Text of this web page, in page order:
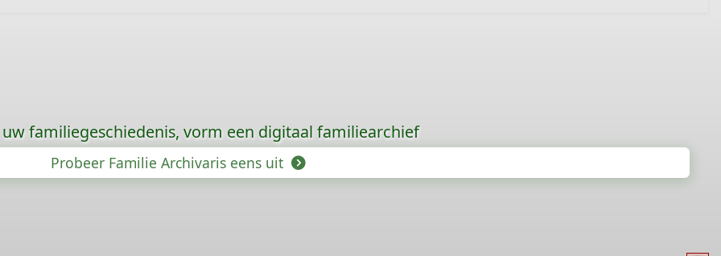
uw familiegeschiedenis, vorm een digitaal familiearchief
Probeer Familie Archivaris eens uit